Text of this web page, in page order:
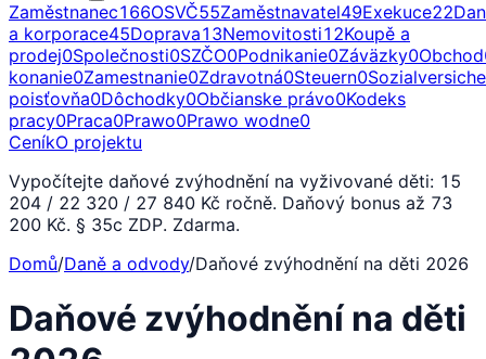
Zaměstnanec166OSVČ55Zaměstnavatel49Exekuce22
a korporace45Doprava13Nemovitosti12Koupě a
prodej0Společnosti0SZČO0Podnikanie0Záväzky0Obchod
konanie0Zamestnanie0Zdravotná0Steuern0
poisťovňa0Dôchodky0Občianske právo0Kodeks
pracy0Praca0Prawo0Prawo wodne0
CeníkO projektu
Vypočítejte daňové zvýhodnění na vyživované děti: 15
204 / 22 320 / 27 840 Kč ročně. Daňový bonus až 73
200 Kč. § 35c ZDP. Zdarma.
Domů/Daně a odvody/Daňové zvýhodnění na děti 2026
Daňové zvýhodnění na děti